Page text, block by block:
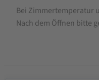
hausgemacht!
Bei Zimmertemperatur
Nach dem Öffnen bitte